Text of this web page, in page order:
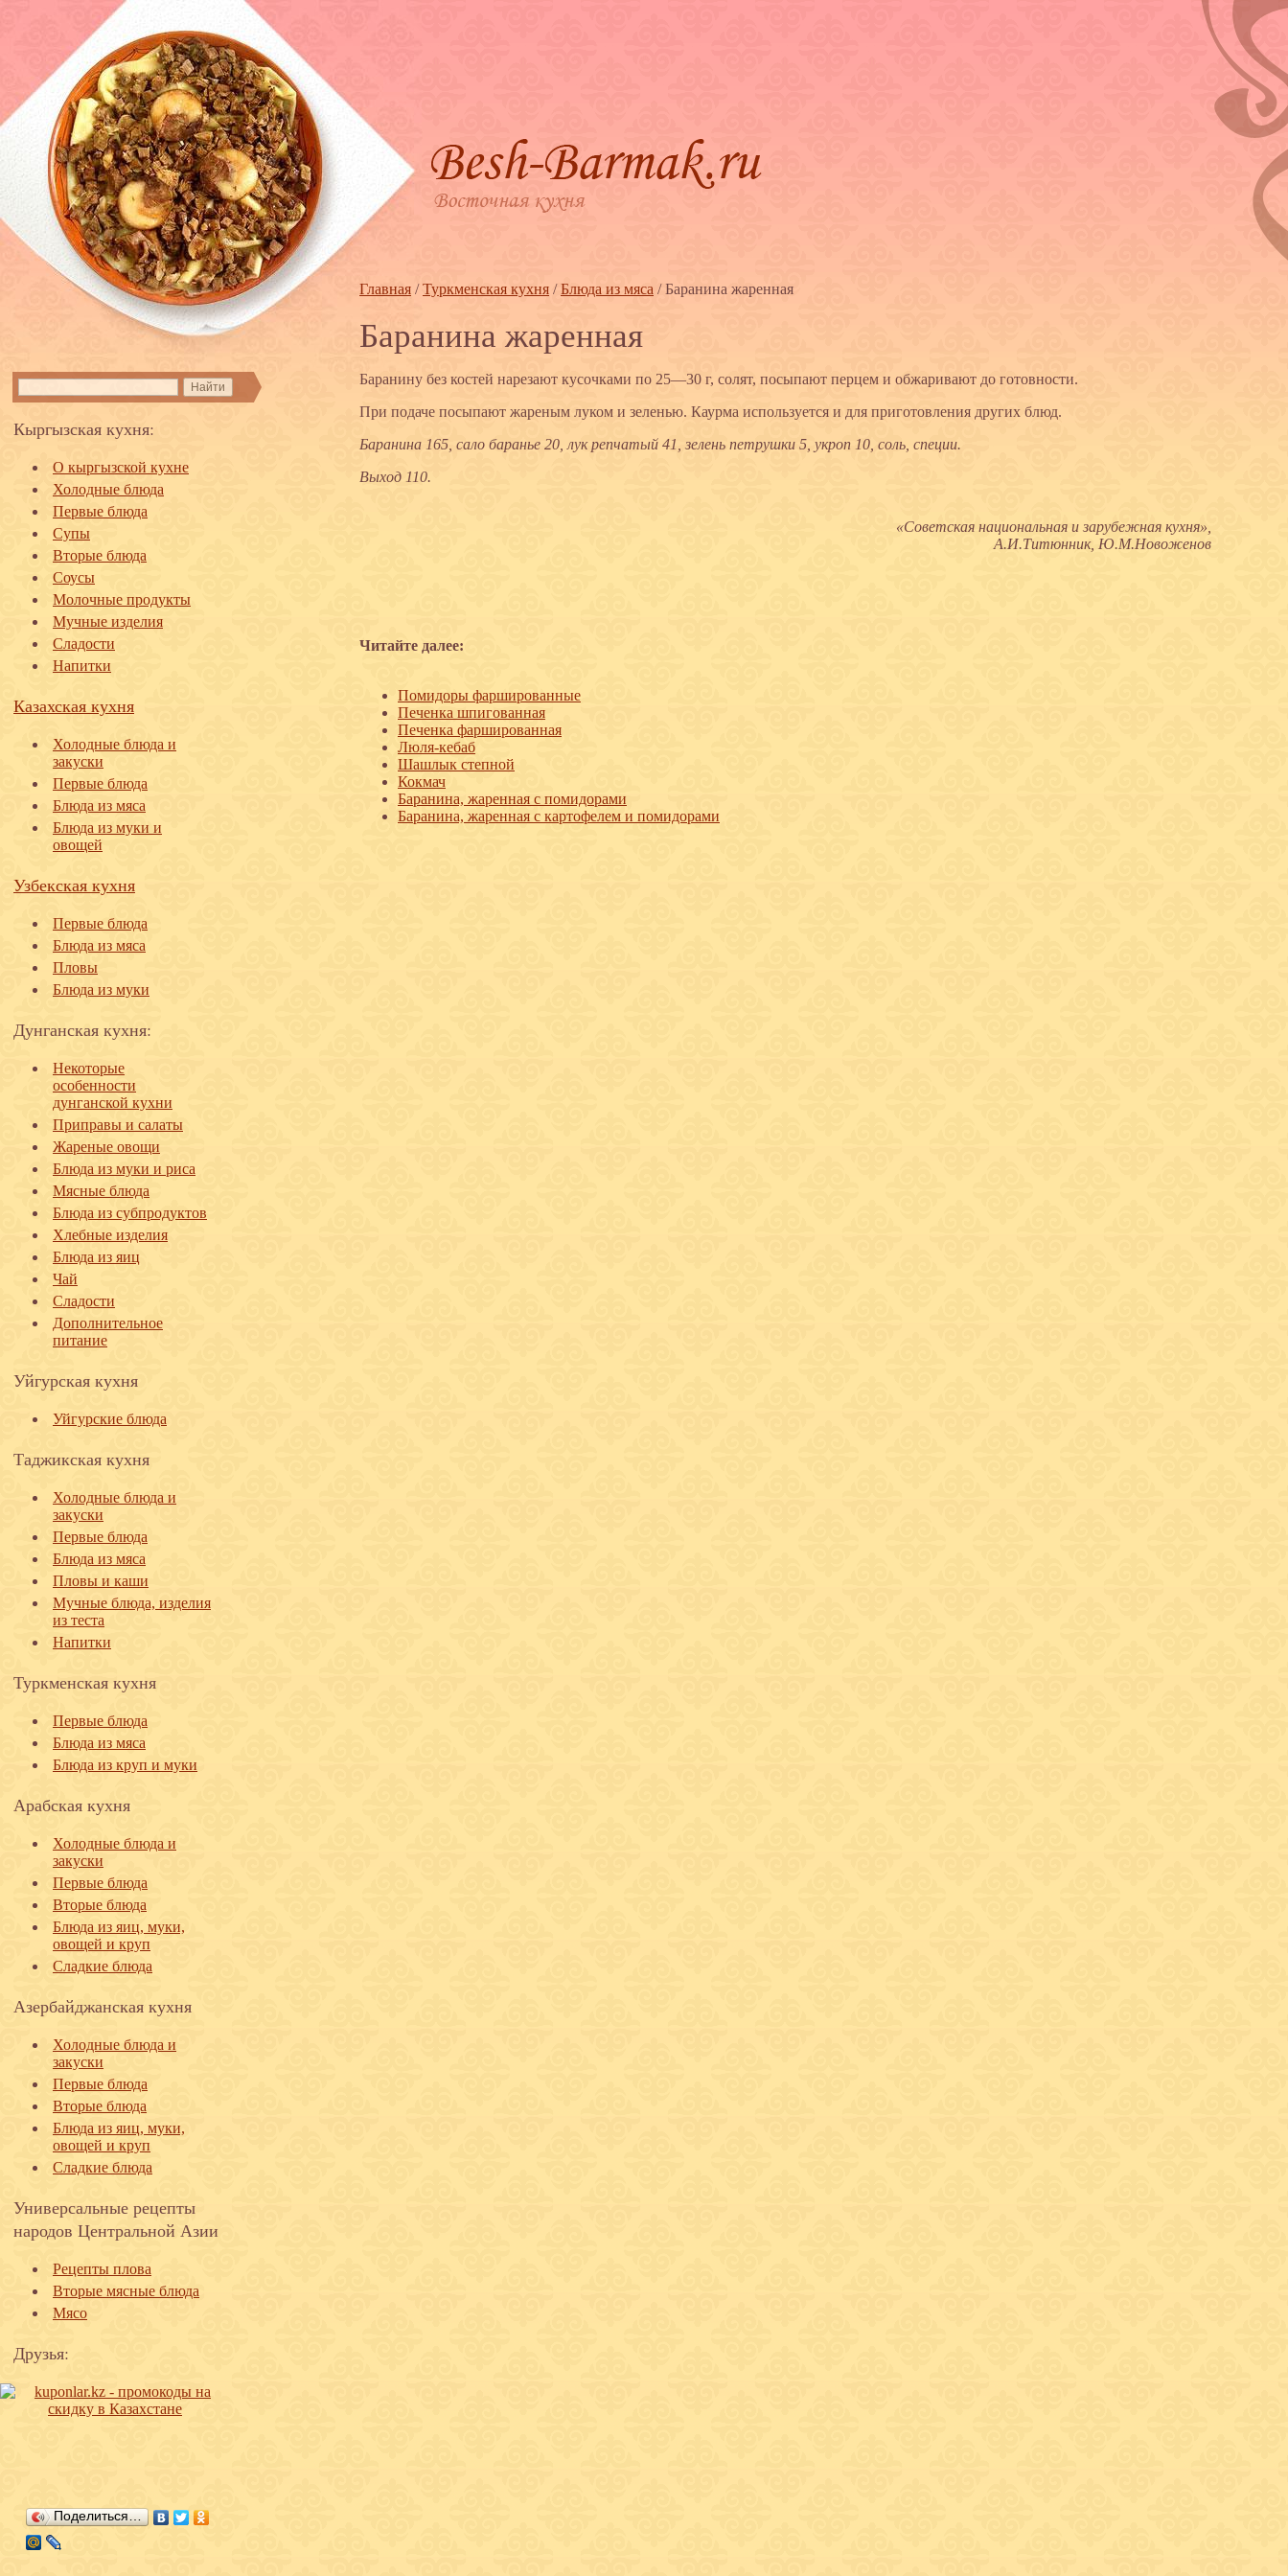
Кыргызская кухня:
О кыргызской кухне
Холодные блюда
Первые блюда
Супы
Вторые блюда
Соусы
Молочные продукты
Мучные изделия
Сладости
Напитки
Казахская кухня
Холодные блюда и
закуски
Первые блюда
Блюда из мяса
Блюда из муки и
овощей
Узбекская кухня
Первые блюда
Блюда из мяса
Пловы
Блюда из муки
Дунганская кухня:
Некоторые
особенности
дунганской кухни
Приправы и салаты
Жареные овощи
Блюда из муки и риса
Мясные блюда
Блюда из субпродуктов
Хлебные изделия
Блюда из яиц
Чай
Сладости
Дополнительное
питание
Уйгурская кухня
Уйгурские блюда
Таджикская кухня
Холодные блюда и
закуски
Первые блюда
Блюда из мяса
Пловы и каши
Мучные блюда, изделия
из теста
Напитки
Туркменская кухня
Первые блюда
Блюда из мяса
Блюда из круп и муки
Арабская кухня
Холодные блюда и
закуски
Первые блюда
Вторые блюда
Блюда из яиц, муки,
овощей и круп
Сладкие блюда
Азербайджанская кухня
Холодные блюда и
закуски
Первые блюда
Вторые блюда
Блюда из яиц, муки,
овощей и круп
Сладкие блюда
Универсальные рецепты
народов Центральной Азии
Рецепты плова
Вторые мясные блюда
Мясо
Друзья:
Поделиться…
Главная /Туркменская кухня /Блюда из мяса /Баранина жаренная
Баранина жаренная
Баранину без костей нарезают кусочками по 25—30 г, солят, посыпают перцем и обжаривают до готовности.
При подаче посыпают жареным луком и зеленью. Каурма используется и для приготовления других блюд.
Баранина 165, сало баранье 20, лук репчатый 41, зелень петрушки 5, укроп 10, соль, специи.
Выход 110.
«Советская национальная и зарубежная кухня»,
А.И.Титюнник, Ю.М.Новоженов
Читайте далее:
Помидоры фаршированные
Печенка шпигованная
Печенка фаршированная
Люля-кебаб
Шашлык степной
Кокмач
Баранина, жаренная с помидорами
Баранина, жаренная с картофелем и помидорами